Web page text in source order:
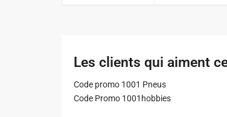
Les clients qui aiment
Code promo 1001 Pneus
Code Promo 1001hobbies